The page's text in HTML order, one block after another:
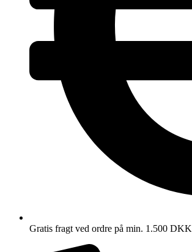
Gratis fragt ved ordre på min. 1.500 DKK